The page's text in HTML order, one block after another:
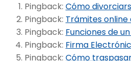
Pingback: Cómo
Pingback: Trámites online
Pingback: Funciones de
Pingback: Firma
Pingback: Cómo